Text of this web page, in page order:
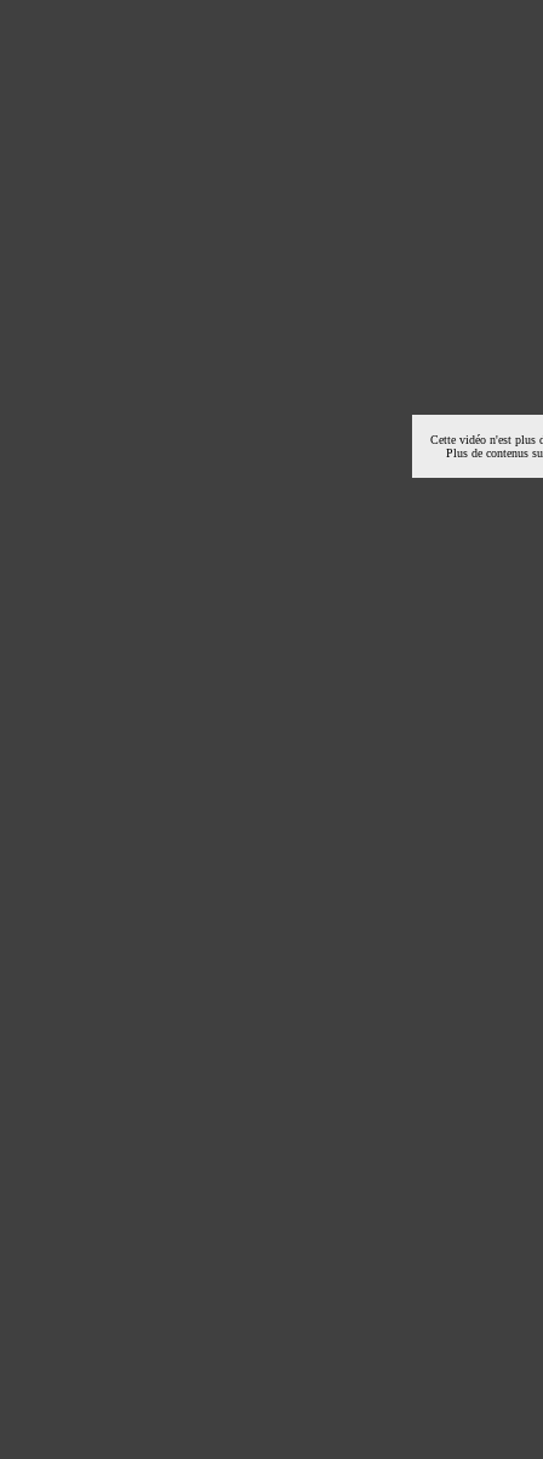
Cette vidéo n'est plus
Plus de contenus